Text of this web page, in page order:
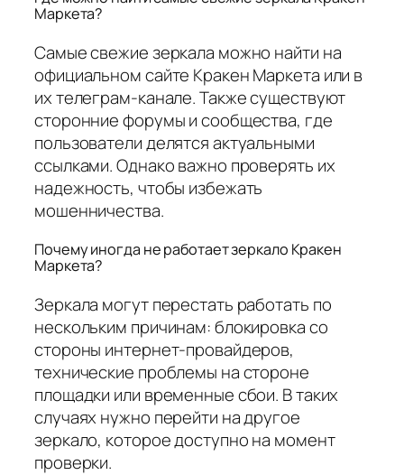
Маркета?
Самые свежие зеркала можно найти на
официальном сайте Кракен Маркета или в
их телеграм-канале. Также существуют
сторонние форумы и сообщества, где
пользователи делятся актуальными
ссылками. Однако важно проверять их
надежность, чтобы избежать
мошенничества.
Почему иногда не работает зеркало Кракен
Маркета?
Зеркала могут перестать работать по
нескольким причинам: блокировка со
стороны интернет-провайдеров,
технические проблемы на стороне
площадки или временные сбои. В таких
случаях нужно перейти на другое
зеркало, которое доступно на момент
проверки.